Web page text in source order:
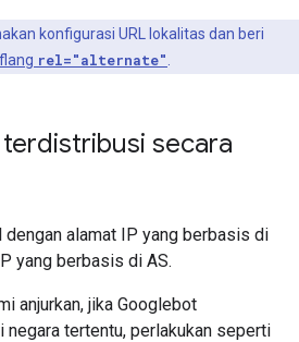
konfigurasi URL lokalitas dan beri
rel="alternate"
secara
alamat IP yang berbasis di
yang berbasis di AS.
anjurkan, jika Googlebot
negara tertentu, perlakukan seperti